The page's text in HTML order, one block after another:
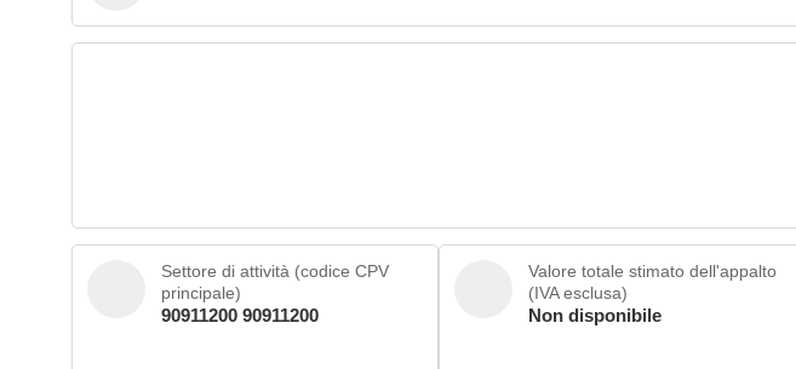
Settore di attività (codice CPV
principale)
90911200 90911200
Valore totale stimato dell'appalto
(IVA esclusa)
Non disponibile